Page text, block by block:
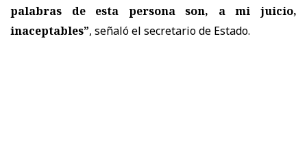
palabras de esta persona son, a mi juicio,
inaceptables”, señaló el secretario de Estado.